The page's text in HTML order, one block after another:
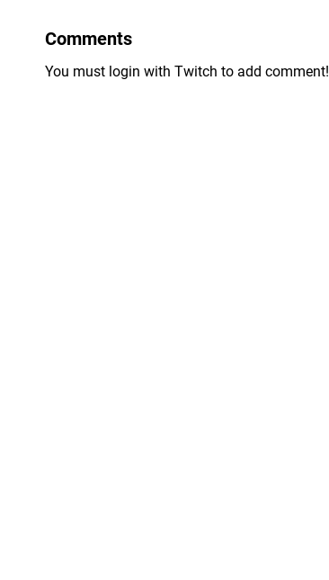
Comments
You must login with Twitch to add comment!